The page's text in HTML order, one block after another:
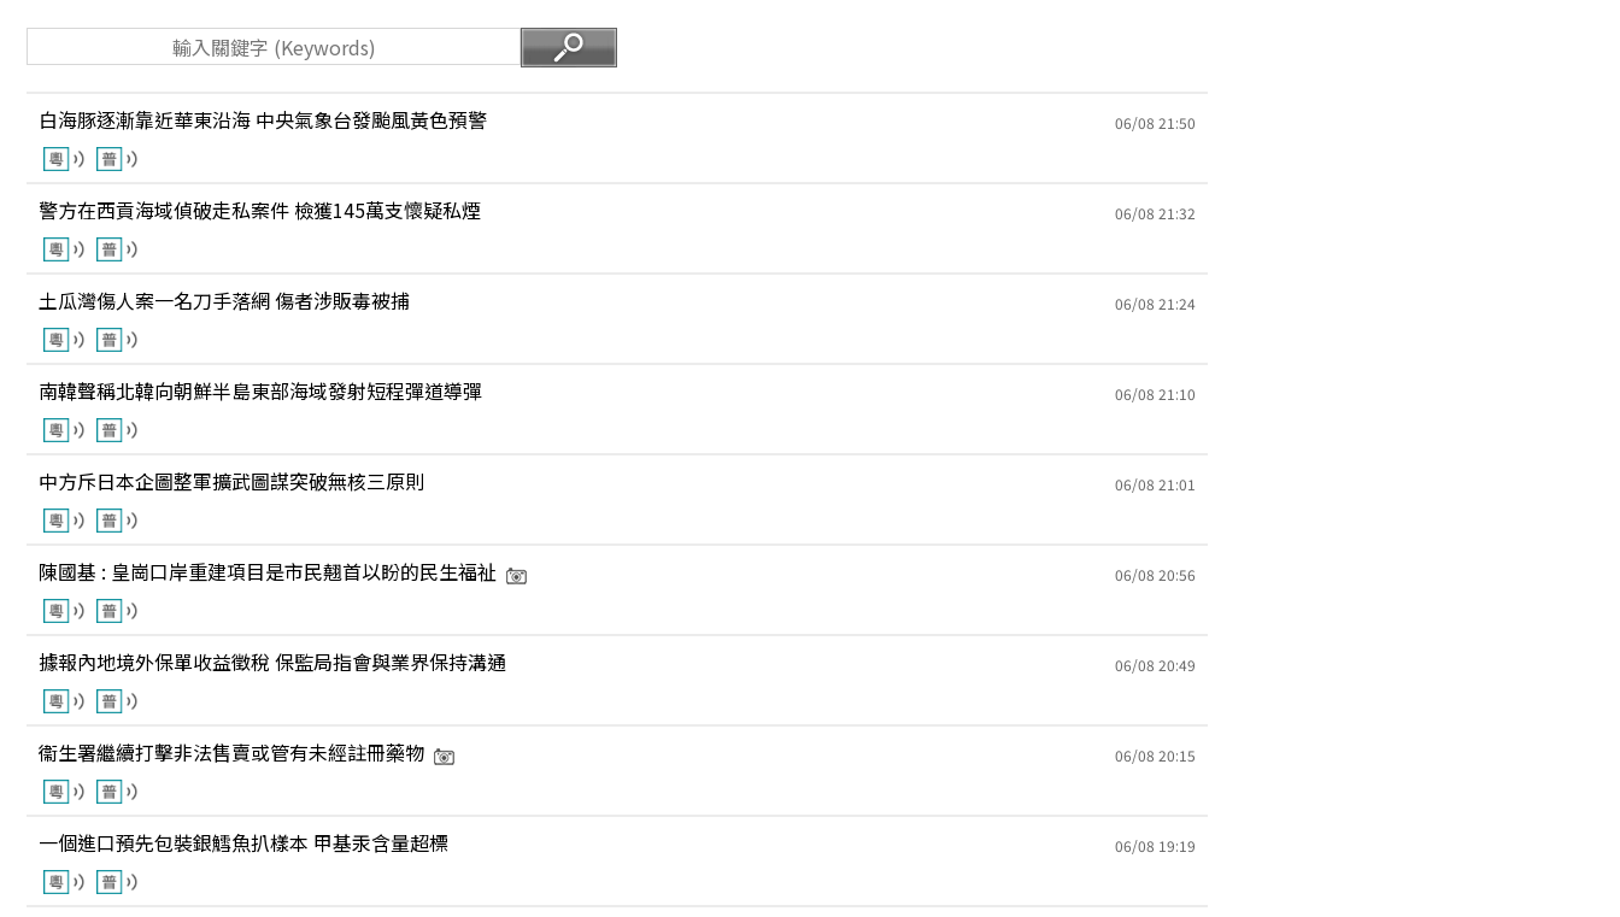
白海豚逐漸靠近華東沿海 中央氣象台發颱風黃色預警 06/08 21:50
警方在西貢海域偵破走私案件 檢獲145萬支懷疑私煙 06/08 21:32
土瓜灣傷人案一名刀手落網 傷者涉販毒被捕 06/08 21:24
南韓聲稱北韓向朝鮮半島東部海域發射短程彈道導彈 06/08 21:10
中方斥日本企圖整軍擴武圖謀突破無核三原則 06/08 21:01
陳國基 : 皇崗口岸重建項目是市民翹首以盼的民生福祉 06/08 20:56
據報內地境外保單收益徵稅 保監局指會與業界保持溝通 06/08 20:49
衞生署繼續打擊非法售賣或管有未經註冊藥物 06/08 20:15
一個進口預先包裝銀鱈魚扒樣本 甲基汞含量超標 06/08 19:19